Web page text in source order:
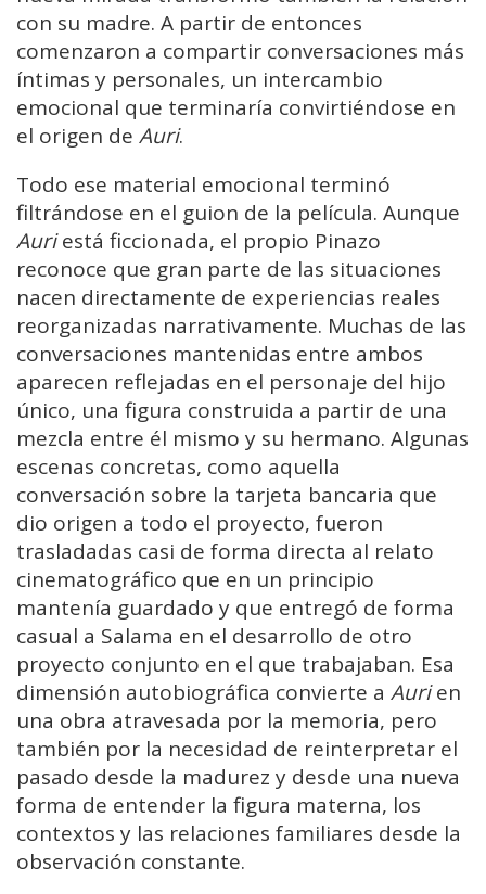
con su madre. A partir de entonces
comenzaron a compartir conversaciones más
íntimas y personales, un intercambio
emocional que terminaría convirtiéndose en
el origen de Auri.
Todo ese material emocional terminó
filtrándose en el guion de la película. Aunque
Auriestá ficcionada, el propio Pinazo
reconoce que gran parte de las situaciones
nacen directamente de experiencias reales
reorganizadas narrativamente. Muchas de las
conversaciones mantenidas entre ambos
aparecen reflejadas en el personaje del hijo
único, una figura construida a partir de una
mezcla entre él mismo y su hermano. Algunas
escenas concretas, como aquella
conversación sobre la tarjeta bancaria que
dio origen a todo el proyecto, fueron
trasladadas casi de forma directa al relato
cinematográfico que en un principio
mantenía guardado y que entregó de forma
casual a Salama en el desarrollo de otro
proyecto conjunto en el que trabajaban. Esa
dimensión autobiográfica convierte a Aurien
una obra atravesada por la memoria, pero
también por la necesidad de reinterpretar el
pasado desde la madurez y desde una nueva
forma de entender la figura materna, los
contextos y las relaciones familiares desde la
observación constante.